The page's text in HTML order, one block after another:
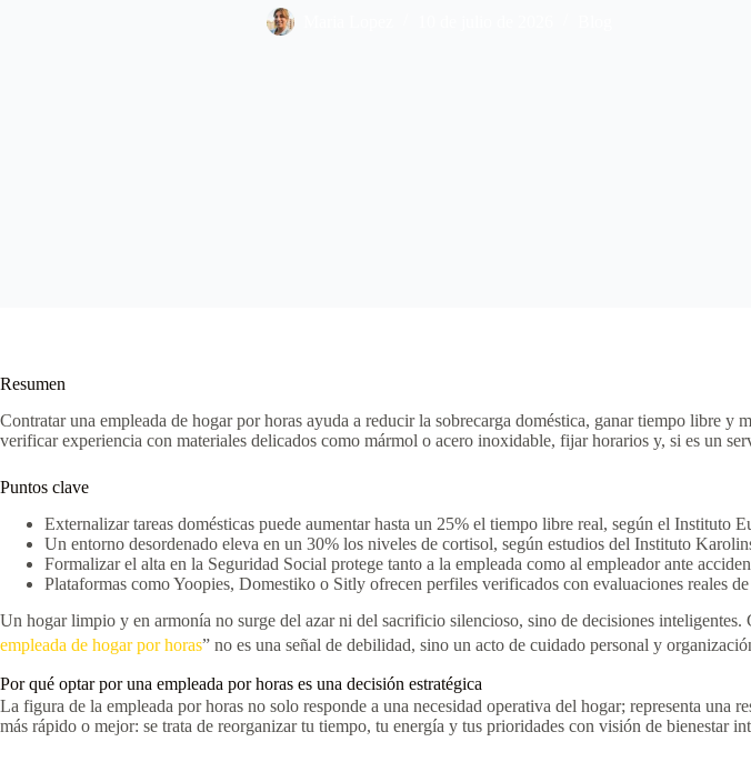
Resumen
Contratar una empleada de hogar por horas ayuda a reducir la sobrecarga doméstica, ganar tiempo libre y
verificar experiencia con materiales delicados como mármol o acero inoxidable, fijar horarios y, si es un
Puntos clave
Externalizar tareas domésticas puede aumentar hasta un 25% el tiempo libre real, según el Instituto
Un entorno desordenado eleva en un 30% los niveles de cortisol, según estudios del Instituto
Formalizar el alta en la Seguridad Social protege tanto a la empleada como al empleador ante
Plataformas como Yoopies, Domestiko o Sitly ofrecen perfiles verificados con evaluaciones reales
Un hogar limpio y en armonía no surge del azar ni del sacrificio silencioso, sino de decisiones
empleada de hogar por horas” no es una señal de debilidad, sino un acto de cuidado personal y
Por qué optar por una empleada por horas es una decisión estratégica
La figura de la empleada por horas no solo responde a una necesidad operativa del hogar; representa
más rápido o mejor: se trata de reorganizar tu tiempo, tu energía y tus prioridades con visión de bienestar